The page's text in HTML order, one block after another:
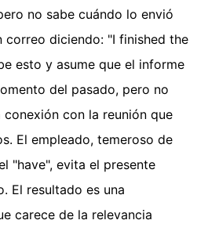
no sabe cuándo lo envió
correo diciendo: "I finished the
esto y asume que el informe
del pasado, pero no
con la reunión que
El empleado, temeroso de
"have", evita el presente
El resultado es una
carece de la relevancia